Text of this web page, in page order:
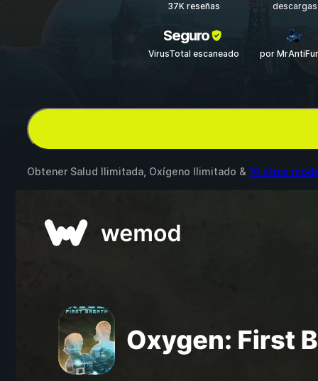
37K reseñas descargas
Seguro
VirusTotal escaneado por
Obtener Salud Ilimitada, Oxígeno Ilimitado & 10 otros